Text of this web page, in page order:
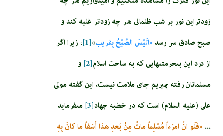
زودتراين نور بر شب ظلمانى هر چه زودتر غلبه كند و
صبح صادق سر رسد «الَيْسَ الصُبْحُ بِقريب»
[1]
، زیرا اگر
از درد اين بى‏حرمتى‏هايى كه به ساحت اسلام‏[2]
و
مسلمانان رفته بميريم جاى ملامت نيست، اين گفته مولى
على (عليه السلام) است كه در خطبه جهاد[3]
مى‏فرمايد
... «فَلَو انَّ امرَءاً مُسْلِماً ماتَّ مِنْ بَعدِ هذا أَسَفاً ما كانَ بِهِ